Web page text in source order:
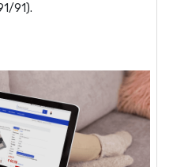
91).